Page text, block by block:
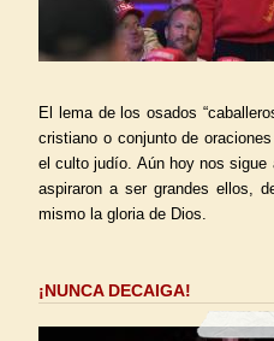
El lema de los osados
cristiano o conjunto de
el culto judío. Aún hoy nos sigue
aspiraron a ser grandes ellos,
mismo la gloria de Dios.
¡NUNCA DECAIGA!